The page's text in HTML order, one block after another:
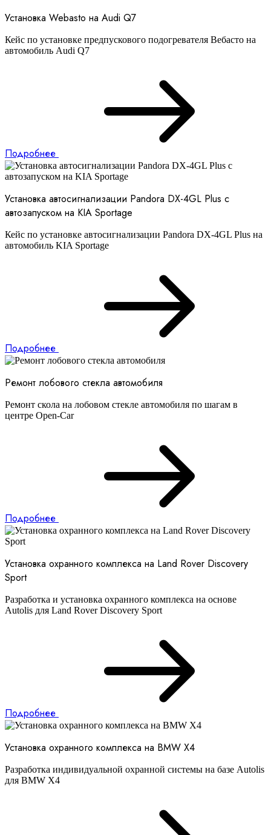
Установка Webasto на Audi Q7
Кейс по установке предпускового подогревателя Вебасто на
автомобиль Audi Q7
Подробнее
Установка автосигнализации Pandora DX-4GL Plus с
автозапуском на KIA Sportage
Кейс по установке автосигнализации Pandora DX-4GL Plus на
автомобиль KIA Sportage
Подробнее
Ремонт лобового стекла автомобиля
Ремонт скола на лобовом стекле автомобиля по шагам в
центре Open-Car
Подробнее
Установка охранного комплекса на Land Rover Discovery
Sport
Разработка и установка охранного комплекса на основе
Autolis для Land Rover Discovery Sport
Подробнее
Установка охранного комплекса на BMW X4
Разработка индивидуальной охранной системы на базе Autolis
для BMW X4